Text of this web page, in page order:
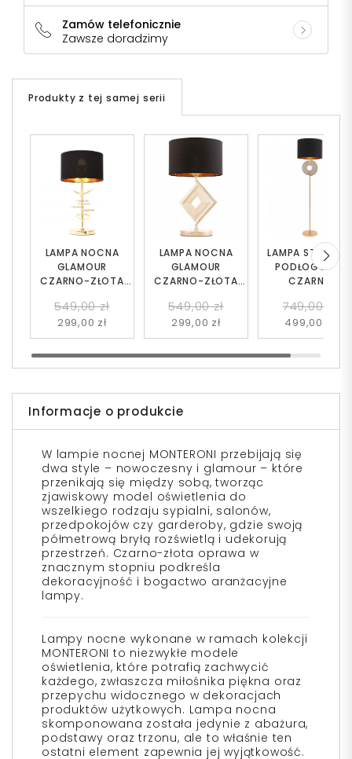
Zamów telefonicznie
Zawsze doradzimy
Produkty z tej samej serii
LAMPA STOJĄCA
PODŁOGOWA
CZARNA
749,00 zł
499,00 zł
LAMPA NOCNA
GLAMOUR
CZARNO-ZŁOTA
549,00 zł
299,00 zł
LAMPA NOCNA
GLAMOUR
CZARNO-ZŁOTA
549,00 zł
299,00 zł
Informacje o produkcie
W lampie nocnej MONTERONI przebijają się
dwa style – nowoczesny i glamour – które
przenikają się między sobą, tworząc
zjawiskowy model oświetlenia do
wszelkiego rodzaju sypialni, salonów,
przedpokojów czy garderoby, gdzie swoją
półmetrową bryłą rozświetlą i udekorują
przestrzeń. Czarno-złota oprawa w
znacznym stopniu podkreśla
dekoracyjność i bogactwo aranżacyjne
lampy.
Lampy nocne wykonane w ramach kolekcji
MONTERONI to niezwykłe modele
oświetlenia, które potrafią zachwycić
każdego, zwłaszcza miłośnika piękna oraz
przepychu widocznego w dekoracjach
produktów użytkowych. Lampa nocna
skomponowana została jedynie z abażura,
podstawy oraz trzonu, ale to właśnie ten
ostatni element zapewnia jej wyjątkowość.